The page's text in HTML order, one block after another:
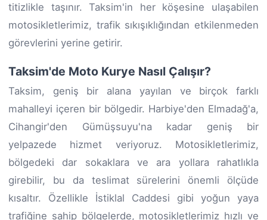
titizlikle taşınır. Taksim'in her köşesine ulaşabilen
motosikletlerimiz, trafik sıkışıklığından etkilenmeden
görevlerini yerine getirir.
Taksim'de Moto Kurye Nasıl Çalışır?
Taksim, geniş bir alana yayılan ve birçok farklı
mahalleyi içeren bir bölgedir. Harbiye'den Elmadağ'a,
Cihangir'den Gümüşsuyu'na kadar geniş bir
yelpazede hizmet veriyoruz. Motosikletlerimiz,
bölgedeki dar sokaklara ve ara yollara rahatlıkla
girebilir, bu da teslimat sürelerini önemli ölçüde
kısaltır. Özellikle İstiklal Caddesi gibi yoğun yaya
trafiğine sahip bölgelerde, motosikletlerimiz hızlı ve